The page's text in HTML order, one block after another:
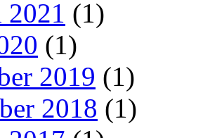
2021 (1)
(1)
2019 (1)
2018 (1)